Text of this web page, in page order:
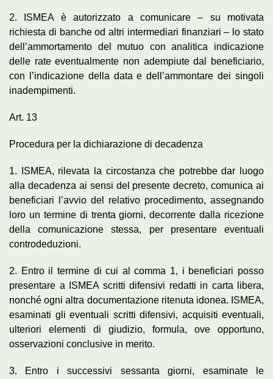
2. ISMEA è autorizzato a comunicare – su motivata
richiesta di banche od altri intermediari finanziari – lo stato
dell’ammortamento del mutuo con analitica indicazione
delle rate eventualmente non adempiute dal beneficiario,
con l’indicazione della data e dell’ammontare dei singoli
inadempimenti.
Art. 13
Procedura per la dichiarazione di decadenza
1. ISMEA, rilevata la circostanza che potrebbe dar luogo
alla decadenza ai sensi del presente decreto, comunica ai
beneficiari l’avvio del relativo procedimento, assegnando
loro un termine di trenta giorni, decorrente dalla ricezione
della comunicazione stessa, per presentare eventuali
controdeduzioni.
2. Entro il termine di cui al comma 1, i beneficiari posso
presentare a ISMEA scritti difensivi redatti in carta libera,
nonché ogni altra documentazione ritenuta idonea. ISMEA,
esaminati gli eventuali scritti difensivi, acquisiti eventuali,
ulteriori elementi di giudizio, formula, ove opportuno,
osservazioni conclusive in merito.
3. Entro i successivi sessanta giorni, esaminate le